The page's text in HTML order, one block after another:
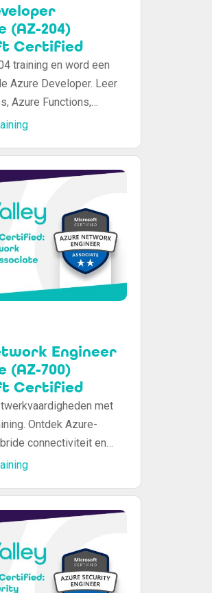
(AZ-204)
Certified
training en word een
Azure Developer. Leer
Azure Functions,
optimalisatie. Start
Engineer
(AZ-700)
Certified
met
Ontdek Azure-
connectiviteit en
je certificaat en groei